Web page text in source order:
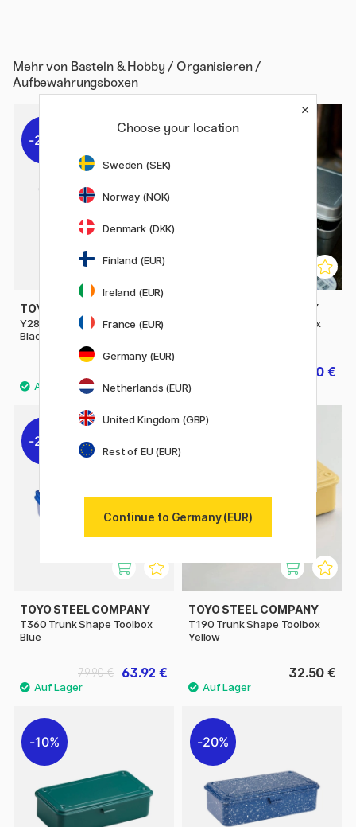
Mehr von Basteln & Hobby / Organisieren /
Aufbewahrungsboxen
20%
TOYO STEEL COMPANY
Y280 Camber Top Toolbox
Black
TOYO STEEL COMPANY
T320 Trunk Shape Toolbox
39.60 €
20%
TOYO STEEL COMPANY
T360 Trunk Shape Toolbox
Blue
63.92 €
79.90 €
TOYO STEEL COMPANY
T190 Trunk Shape Toolbox
Yellow
32.50 €
10% 20%
Choose your location
Sweden (SEK)
Norway (NOK)
Denmark (DKK)
Finland (EUR)
Ireland (EUR)
France (EUR)
Germany (EUR)
Netherlands (EUR)
United Kingdom (GBP)
Rest of EU (EUR)
Continue to Germany (EUR)